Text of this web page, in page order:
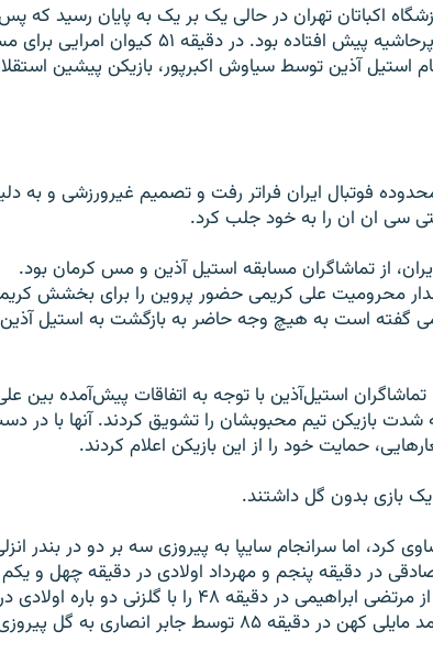
اکباتان تهران در حالی يک بر يک به پايان رسيد که
يک نيمه بدون گل، مس ابتدا از ميزبان پرحاشيه پيش افتاده بود. در دقيقه ۵۱ کيوان
استيل آذين توسط سياوش اکبرپور، بازيکن پيشين
فوتبال ايران فراتر رفت و تصميم غيرورزشی و به
سی ان ان را به خود جلب کرد.
از تماشاگران مسابقه استیل آذین و مس کرمان بود.
محروميت علی کريمی حضور پروين را برای بخشش
گفته است به هيچ وجه حاضر به بازگشت به استيل آذين
استيل‌آذين با توجه به اتفاقات پيش‌آمده بين
شدت بازيکن تيم محبوبشان را تشويق کردند. آنها با در
حمايت خود را از اين بازيکن اعلام کردند.
بازی بدون گل داشتند.
کرد، اما سرانجام سايپا به پيروزی سه بر دو در بندر
در دقيقه پنجم و مهرداد اولادی در دقيقه چهل و يکم
يک بر يک مساوی بود. ملوان گل خورده از مرتضی ابراهيمی در دقيقه ۴۸ را با گلزنی دو باره اولادی در
دقيقه ۵۵ دو بر دو کرد. اما بازيکنان محمد مايلی کهن در دقيقه ۸۵ توسط جابر انصاری به گل